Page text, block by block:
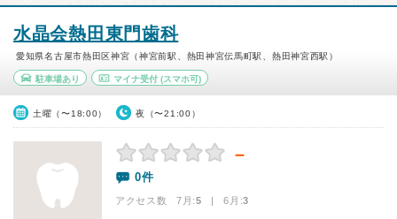
水晶会熱田東門歯科
愛知県名古屋市熱田区神宮（神宮前駅、熱田神宮伝馬町駅、熱田神宮西駅）
駐車場あり マイナ受付(スマホ可)
土曜（〜18:00） 夜（〜21:00）
－
0件
アクセス数 7月:5 | 6月:3